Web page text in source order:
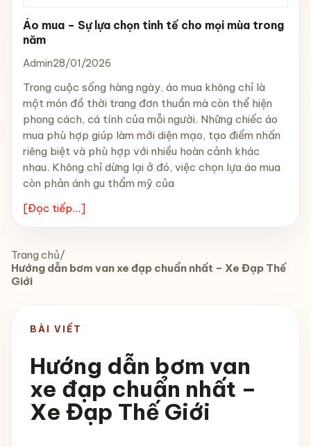
Áo mua – Sự lựa chọn tinh tế cho mọi mùa trong
năm
Admin28/01/2026
Trong cuộc sống hàng ngày, áo mua không chỉ là
một món đồ thời trang đơn thuần mà còn thể hiện
phong cách, cá tính của mỗi người. Những chiếc áo
mua phù hợp giúp làm mới diện mạo, tạo điểm nhấn
riêng biệt và phù hợp với nhiều hoàn cảnh khác
nhau. Không chỉ dừng lại ở đó, việc chọn lựa áo mua
còn phản ánh gu thẩm mỹ của
[Đọc tiếp...]
Trang chủ/
Hướng dẫn bơm van xe đạp chuẩn nhất – Xe Đạp Thế
Giới
BÀI VIẾT
Hướng dẫn bơm van
xe đạp chuẩn nhất –
Xe Đạp Thế Giới